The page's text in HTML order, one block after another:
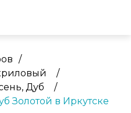
/
/
Дуб
/
Золотой в Иркутске